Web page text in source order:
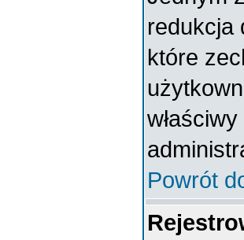
redukcja
które
Powrót